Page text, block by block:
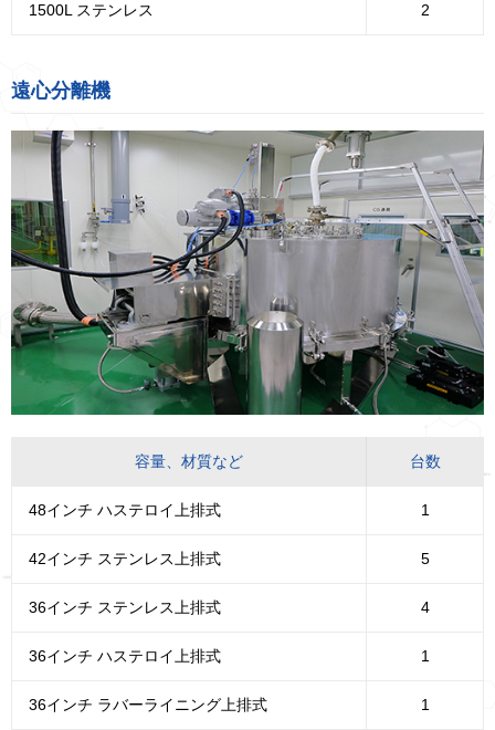
1500L ステンレス 2
遠心分離機
容量、材質など 台数
48インチ ハステロイ上排式 1
42インチ ステンレス上排式 5
36インチ ステンレス上排式 4
36インチ ハステロイ上排式 1
36インチ ラバーライニング上排式 1